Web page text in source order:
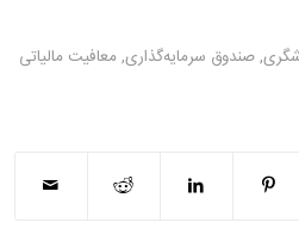
,صندوق سرمایه‌گذاری, معافیت مالیاتی